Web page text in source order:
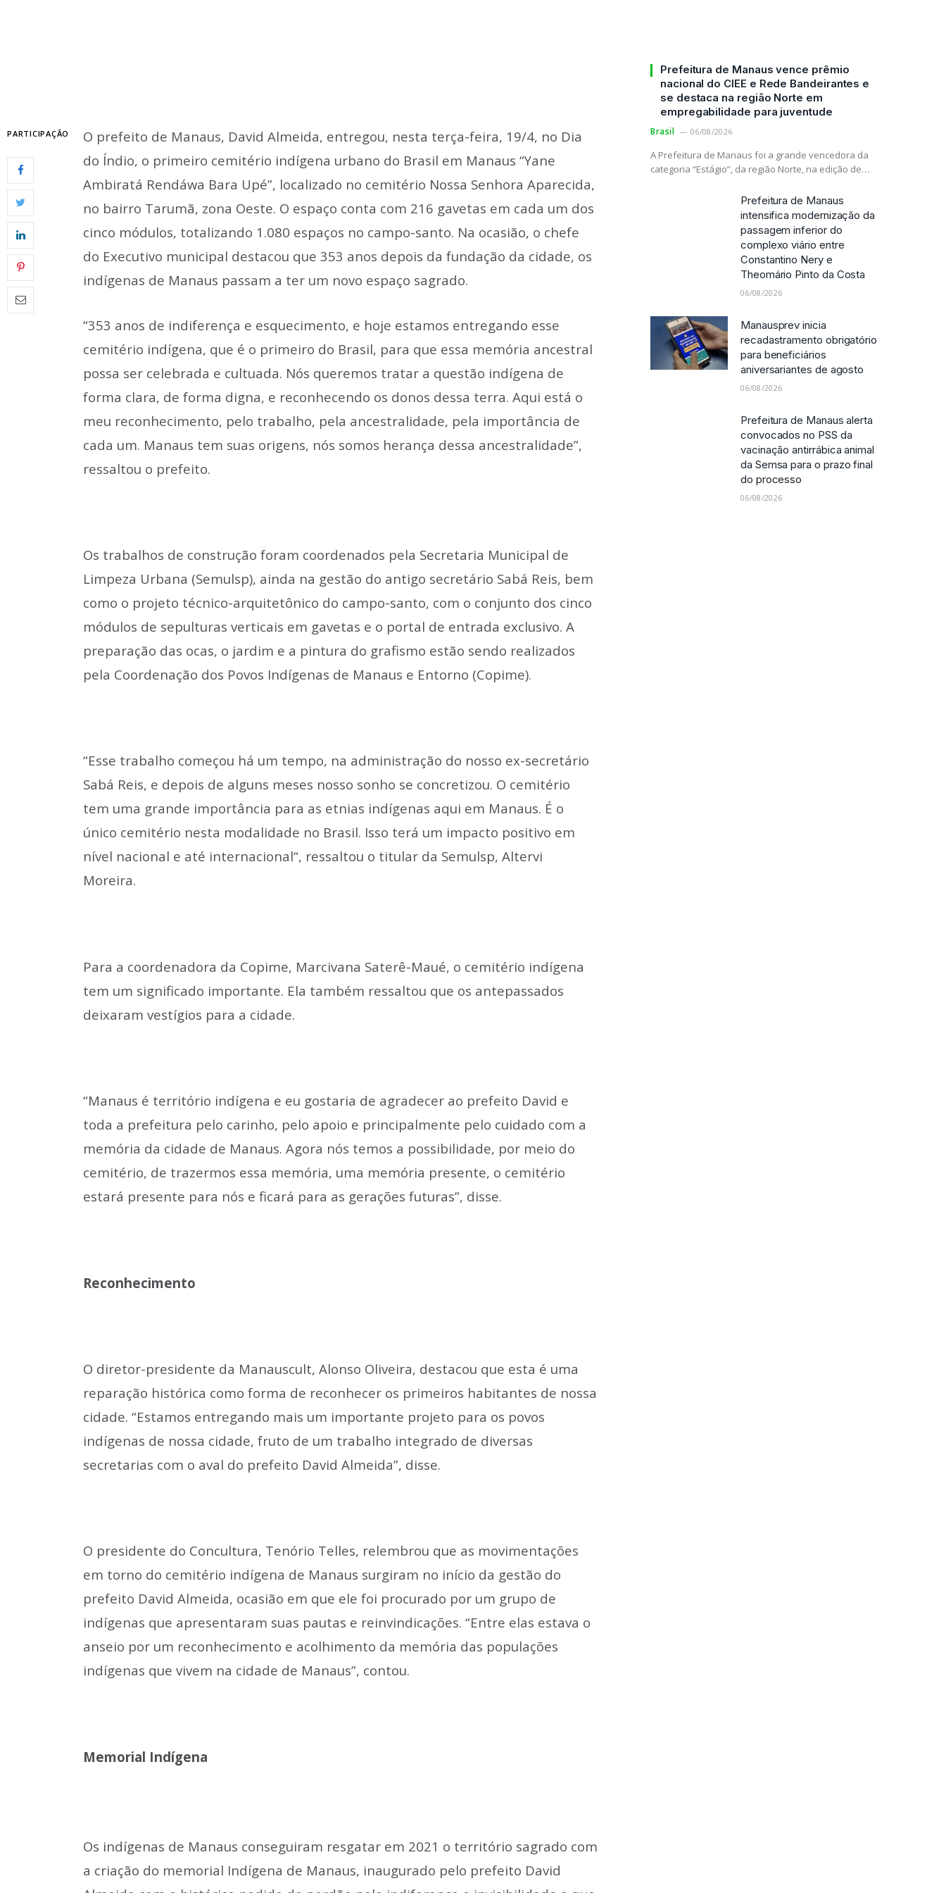
PARTICIPAÇÃO
O prefeito de Manaus, David Almeida, entregou, nesta terça-feira, 19/4, no Dia
do Índio, o primeiro cemitério indígena urbano do Brasil em Manaus “Yane
Ambiratá Rendáwa Bara Upé”, localizado no cemitério Nossa Senhora Aparecida,
no bairro Tarumã, zona Oeste. O espaço conta com 216 gavetas em cada um dos
cinco módulos, totalizando 1.080 espaços no campo-santo. Na ocasião, o chefe
do Executivo municipal destacou que 353 anos depois da fundação da cidade, os
indígenas de Manaus passam a ter um novo espaço sagrado.
“353 anos de indiferença e esquecimento, e hoje estamos entregando esse
cemitério indígena, que é o primeiro do Brasil, para que essa memória ancestral
possa ser celebrada e cultuada. Nós queremos tratar a questão indígena de
forma clara, de forma digna, e reconhecendo os donos dessa terra. Aqui está o
meu reconhecimento, pelo trabalho, pela ancestralidade, pela importância de
cada um. Manaus tem suas origens, nós somos herança dessa ancestralidade”,
ressaltou o prefeito.
Os trabalhos de construção foram coordenados pela Secretaria Municipal de
Limpeza Urbana (Semulsp), ainda na gestão do antigo secretário Sabá Reis, bem
como o projeto técnico-arquitetônico do campo-santo, com o conjunto dos cinco
módulos de sepulturas verticais em gavetas e o portal de entrada exclusivo. A
preparação das ocas, o jardim e a pintura do grafismo estão sendo realizados
pela Coordenação dos Povos Indígenas de Manaus e Entorno (Copime).
“Esse trabalho começou há um tempo, na administração do nosso ex-secretário
Sabá Reis, e depois de alguns meses nosso sonho se concretizou. O cemitério
tem uma grande importância para as etnias indígenas aqui em Manaus. É o
único cemitério nesta modalidade no Brasil. Isso terá um impacto positivo em
nível nacional e até internacional“, ressaltou o titular da Semulsp, Altervi
Moreira.
Para a coordenadora da Copime, Marcivana Saterê-Maué, o cemitério indígena
tem um significado importante. Ela também ressaltou que os antepassados
deixaram vestígios para a cidade.
“Manaus é território indígena e eu gostaria de agradecer ao prefeito David e
toda a prefeitura pelo carinho, pelo apoio e principalmente pelo cuidado com a
memória da cidade de Manaus. Agora nós temos a possibilidade, por meio do
cemitério, de trazermos essa memória, uma memória presente, o cemitério
estará presente para nós e ficará para as gerações futuras”, disse.
Reconhecimento
O diretor-presidente da Manauscult, Alonso Oliveira, destacou que esta é uma
reparação histórica como forma de reconhecer os primeiros habitantes de nossa
cidade. “Estamos entregando mais um importante projeto para os povos
indígenas de nossa cidade, fruto de um trabalho integrado de diversas
secretarias com o aval do prefeito David Almeida”, disse.
O presidente do Concultura, Tenório Telles, relembrou que as movimentações
em torno do cemitério indígena de Manaus surgiram no início da gestão do
prefeito David Almeida, ocasião em que ele foi procurado por um grupo de
indígenas que apresentaram suas pautas e reinvindicações. “Entre elas estava o
anseio por um reconhecimento e acolhimento da memória das populações
indígenas que vivem na cidade de Manaus”, contou.
Memorial Indígena
Os indígenas de Manaus conseguiram resgatar em 2021 o território sagrado com
a criação do memorial Indígena de Manaus, inaugurado pelo prefeito David
Prefeitura de Manaus vence prêmio
nacional do CIEE e Rede Bandeirantes e
se destaca na região Norte em
empregabilidade para juventude
Brasil 06/08/2026
A Prefeitura de Manaus foi a grande vencedora da
categoria “Estágio”, da região Norte, na edição de…
Prefeitura de Manaus
intensifica modernização da
passagem inferior do
complexo viário entre
Constantino Nery e
Theomário Pinto da Costa
06/08/2026
Manausprev inicia
recadastramento obrigatório
para beneficiários
aniversariantes de agosto
06/08/2026
Prefeitura de Manaus alerta
convocados no PSS da
vacinação antirrábica animal
da Semsa para o prazo final
do processo
06/08/2026